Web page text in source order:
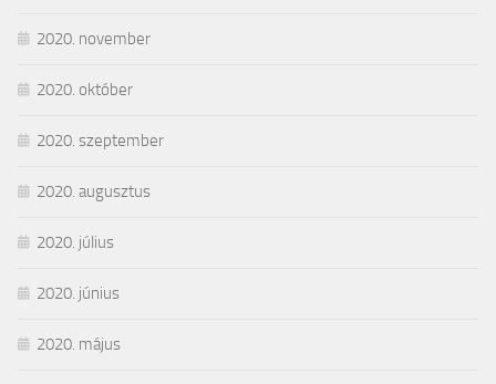
2020. november
2020. október
2020. szeptember
2020. augusztus
2020. július
2020. június
2020. május